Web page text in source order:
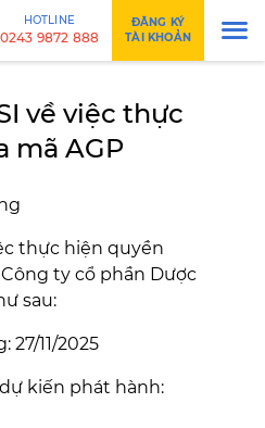
HOTLINE
0243 9872 888
ĐĂNG KÝ
TÀI KHOẢN
về việc thực
mã AGP
thực hiện quyền
ty cổ phần Dược
sau:
27/11/2025
kiến phát hành: